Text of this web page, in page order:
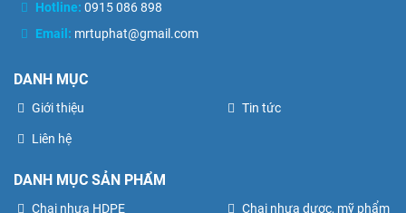
Hotline: 0915 086 898
Email: mrtuphat@gmail.com
DANH MỤC
Giới thiệu
Liên hệ
Tin tức
DANH MỤC SẢN PHẨM
Chai nhựa HDPE Chai nhựa dược, mỹ phẩm